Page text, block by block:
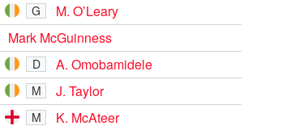
G
M. O’Leary
Mark McGuinness
D
A. Omobamidele
M
J. Taylor
M
K. McAteer